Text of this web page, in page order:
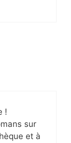
!
sur
et à